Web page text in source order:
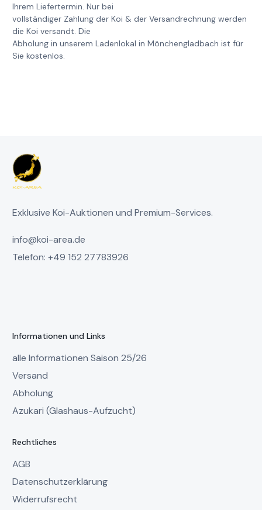
Ihrem Liefertermin. Nur bei
vollständiger Zahlung der Koi & der Versandrechnung werden
die Koi versandt. Die
Abholung in unserem Ladenlokal in Mönchengladbach ist für
Sie kostenlos.
Exklusive Koi-Auktionen und Premium-Services.
info@koi-area.de
Telefon: +49 152 27783926
Informationen und Links
alle Informationen Saison 25/26
Versand
Abholung
Azukari (Glashaus-Aufzucht)
Rechtliches
AGB
Datenschutzerklärung
Widerrufsrecht